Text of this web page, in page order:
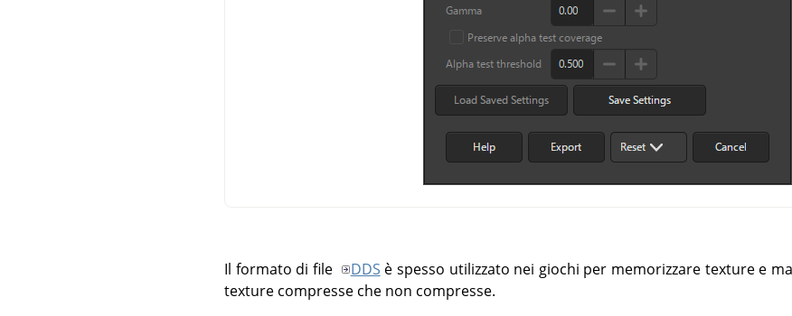
Il formato di file DDS è spesso utilizzato nei giochi per memorizzare texture e
texture compresse che non compresse.